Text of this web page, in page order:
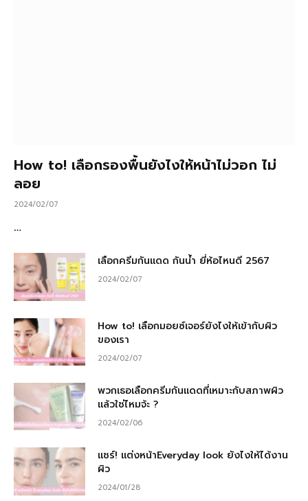
How to! เลือกรองพื้นยังไงให้หน้าไม่วอก ไม่
ลอย
2024/02/07
…
เลือกครีมกันแดด กันน้ำ ยี่ห้อไหนดี 2567
2024/02/07
How to! เลือกมอยซ์เจอร์ยังไงให้เข้ากับผิว
ของเรา
2024/02/07
พวกเธอเลือกครีมกันแดดที่เหมาะกับสภาพผิว
แล้วใช่ไหมจ้ะ ?
2024/02/06
แชร์! แต่งหน้าEveryday look ยังไงให้ได้งาน
ผิว
2024/01/28